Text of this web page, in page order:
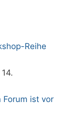
Reihe
14.
Forum ist vor